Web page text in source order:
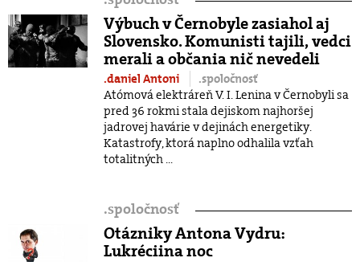
Výbuch v Černobyle zasiahol aj
Slovensko. Komunisti tajili, vedci
merali a občania nič nevedeli
.daniel Antoni
.spoločnosť
Atómová elektráreň V. I. Lenina v Černobyli sa
pred 36 rokmi stala dejiskom najhoršej
jadrovej havárie v dejinách energetiky.
Katastrofy, ktorá naplno odhalila vzťah
totalitných ...
.spoločnosť
Otázniky Antona Vydru:
Lukréciina noc